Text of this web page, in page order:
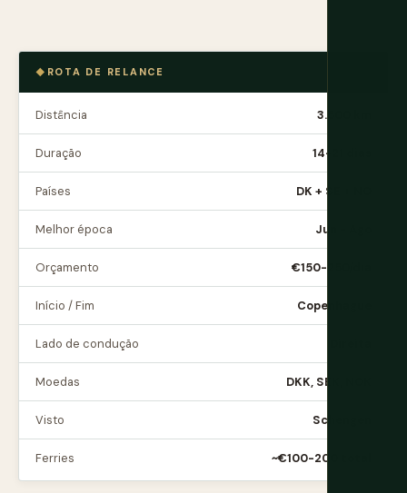
ROTA DE RELANCE
Distância 3.500 km
Duração 14-21 dias
Países DK + SE + NO
Melhor época Jun - Ago
Orçamento €150-250/dia
Início / Fim Copenhague
Lado de condução
Moedas DKK, SEK, NOK
Visto Schengen
Ferries ~€100-200 total